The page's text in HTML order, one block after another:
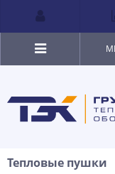
Тепловые пушки